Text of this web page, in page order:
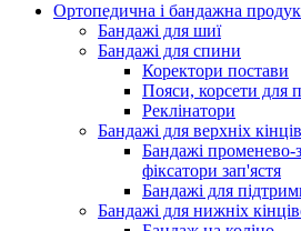
Ортопедична і бандажна
Бандажі для шиї
Бандажі для спини
Коректори постави
Пояси, корсети для
Реклінатори
Бандажі для верхніх
Бандажі променево-
фіксатори зап'ястя
Бандажі для
Бандажі для нижніх